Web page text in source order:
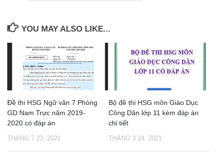
YOU MAY ALSO LIKE...
Đề thi HSG Ngữ văn 7 Phòng
GD Nam Trực năm 2019-
2020 có đáp án
THÁNG 7 23, 2021
Bộ đề thi HSG môn Giáo Dục
Công Dân lớp 11 kèm đáp án
chi tiết
THÁNG 3 24, 2021